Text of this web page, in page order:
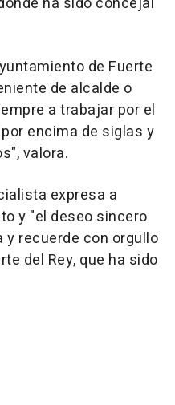
de Fuerte
de alcalde o
a trabajar por el
encima de siglas y
valora.
expresa a
y "el deseo sincero
y recuerde con orgullo
del Rey, que ha sido